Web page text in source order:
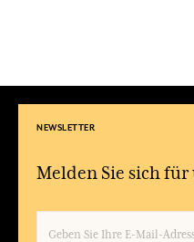
NEWSLETTER
Melden Sie sich